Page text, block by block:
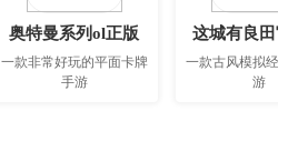
奥特曼系列ol正版
一款非常好玩的平面卡牌
手游
这城有良田
一款古风模拟经
游